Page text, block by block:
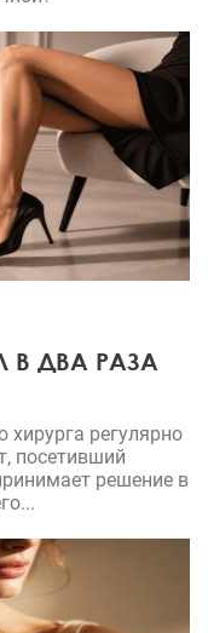
В ДВА РАЗА
хирурга регулярно
посетивший
решение в